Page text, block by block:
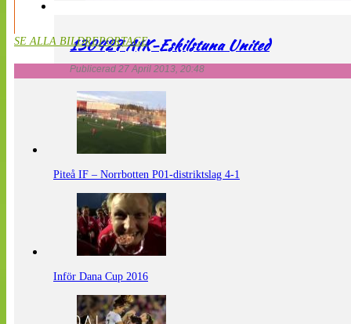
130427 AIK-Eskilstuna United
Publicerad 27 April 2013, 20:48
SE ALLA BILDREPORTAGE
Piteå IF – Norrbotten P01-distriktslag 4-1
Inför Dana Cup 2016